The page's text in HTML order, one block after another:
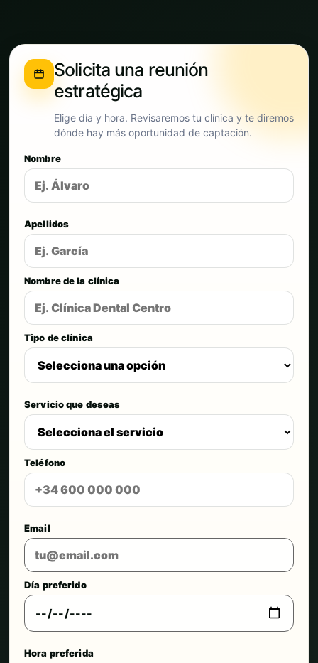
Solicita una reunión
estratégica
Elige día y hora. Revisaremos tu clínica y te diremos
dónde hay más oportunidad de captación.
Nombre
Apellidos
Nombre de la clínica
Tipo de clínica
Servicio que deseas
Teléfono
Email
Día preferido
Hora preferida